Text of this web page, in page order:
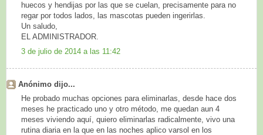
huecos y hendijas por las que se cuelan, precisamente para no
regar por todos lados, las mascotas pueden ingerirlas.
Un saludo,
EL ADMINISTRADOR.
3 de julio de 2014 a las 11:42
Anónimo dijo...
He probado muchas opciones para eliminarlas, desde hace dos
meses he practicado uno y otro método, me quedan aun 4
meses viviendo aquí, quiero eliminarlas radicalmente, vivo una
rutina diaria en la que en las noches aplico varsol en los